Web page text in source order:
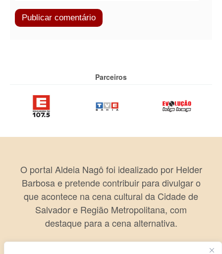
Parceiros
O portal Aldeia Nagô foi idealizado por Helder
Barbosa e pretende contribuir para divulgar o
que acontece na cena cultural da Cidade de
Salvador e Região Metropolitana, com
destaque para a cena alternativa.